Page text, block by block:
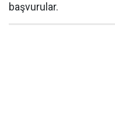
başvurular.